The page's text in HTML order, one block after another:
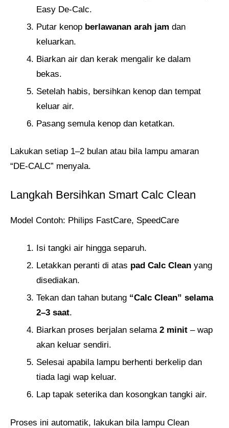
Easy De-Calc.
Putar kenop berlawanan arah jam dan
keluarkan.
Biarkan air dan kerak mengalir ke dalam
bekas.
Setelah habis, bersihkan kenop dan tempat
keluar air.
Pasang semula kenop dan ketatkan.
Lakukan setiap 1–2 bulan atau bila lampu amaran
“DE-CALC” menyala.
Langkah Bersihkan Smart Calc Clean
Model Contoh: Philips FastCare, SpeedCare
Isi tangki air hingga separuh.
Letakkan peranti di atas pad Calc Clean yang
disediakan.
Tekan dan tahan butang “Calc Clean” selama
2–3 saat.
Biarkan proses berjalan selama 2 minit – wap
akan keluar sendiri.
Selesai apabila lampu berhenti berkelip dan
tiada lagi wap keluar.
Lap tapak seterika dan kosongkan tangki air.
Proses ini automatik, lakukan bila lampu Clean